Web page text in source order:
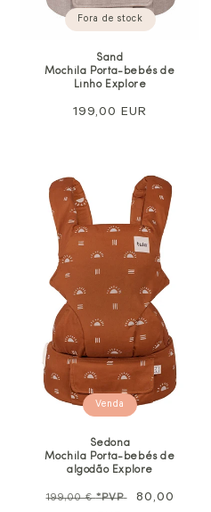
Fora de stock
Sand
Mochila Porta-bebés de
Linho Explore
Preço
199,00 EUR
Venda
Sedona
Mochila Porta-bebés de
algodão Explore
Preço
199,00 €*PVP
Preço
80,00